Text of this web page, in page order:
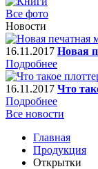
Все фото
Новости
16.11.2017 Новая
Подробнее
16.11.2017 Что
Подробнее
Все новости
Главная
Продукция
Открытки